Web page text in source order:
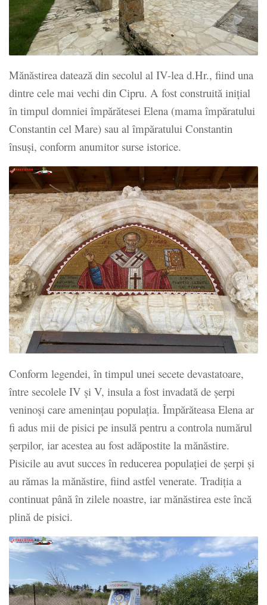
Mănăstirea datează din secolul al IV-lea d.Hr., fiind una
dintre cele mai vechi din Cipru. A fost construită inițial
în timpul domniei împărătesei Elena (mama împăratului
Constantin cel Mare) sau al împăratului Constantin
însuși, conform anumitor surse istorice.
Conform legendei, în timpul unei secete devastatoare,
între secolele IV și V, insula a fost invadată de șerpi
veninoși care amenințau populația. Împărăteasa Elena ar
fi adus mii de pisici pe insulă pentru a controla numărul
șerpilor, iar acestea au fost adăpostite la mănăstire.
Pisicile au avut succes în reducerea populației de șerpi și
au rămas la mănăstire, fiind astfel venerate. Tradiția a
continuat până în zilele noastre, iar mănăstirea este încă
plină de pisici.